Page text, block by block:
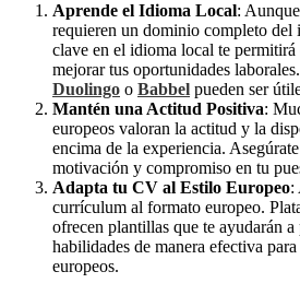
Aprende el Idioma Local:
requieren un dominio completo del
clave en el idioma local te
mejorar tus oportunidades
Duolingo o Babbel pueden ser
Mantén una Actitud Positiva:
europeos valoran la actitud y la
encima de la experiencia.
motivación y compromiso en tu
Adapta tu CV al Estilo Europeo:
currículum al formato europeo.
ofrecen plantillas que te ayudarán
habilidades de manera efectiva
europeos.